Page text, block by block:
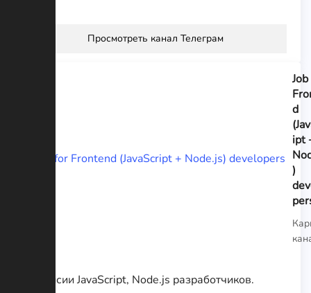
Просмотреть канал Телеграм
d
ipt
)
Вакансии JavaScript, Node.js разработчиков.